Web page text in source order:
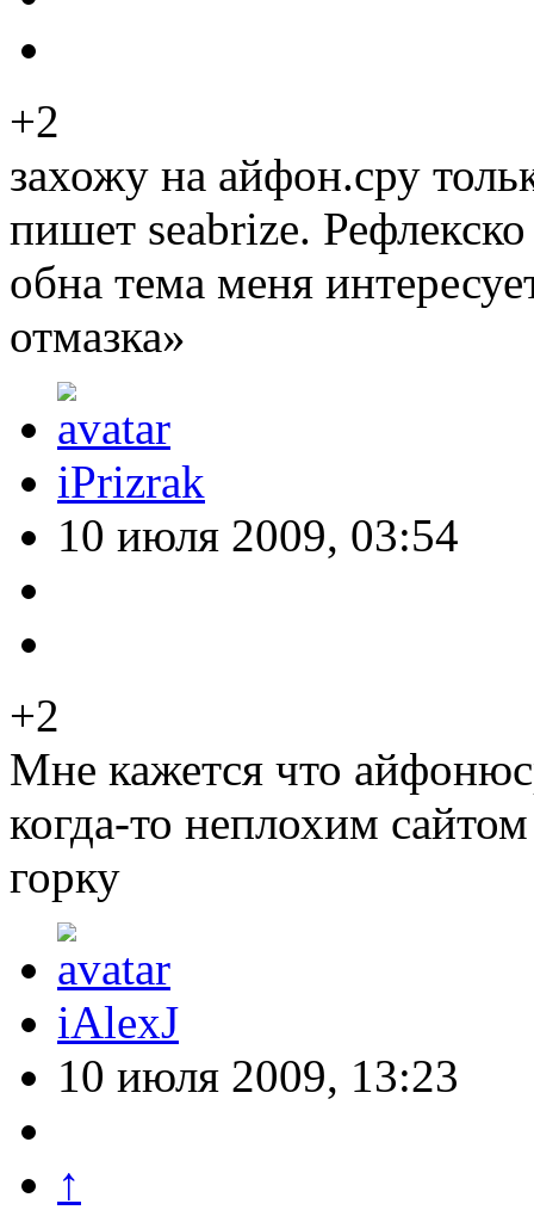
+2
захожу на айфон.сру
пишет seabrize.
обна тема меня
отмазка»
iPrizrak
10 июля 2009, 03:54
+2
Мне кажется что
когда-то неплохим
горку
iAlexJ
10 июля 2009, 13:23
↑